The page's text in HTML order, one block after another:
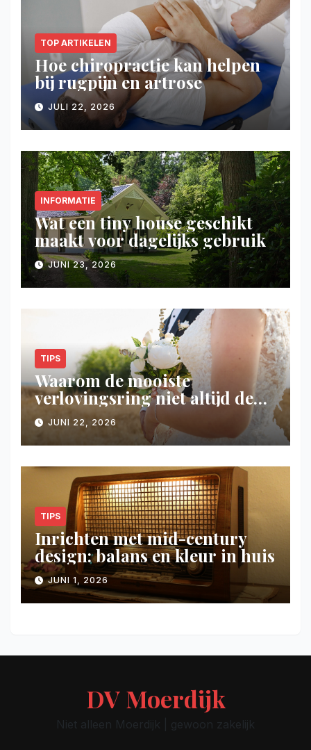
TOP ARTIKELEN
Hoe chiropractie kan helpen
bij rugpijn en artrose
JULI 22, 2026
INFORMATIE
Wat een tiny house geschikt
maakt voor dagelijks gebruik
JUNI 23, 2026
TIPS
Waarom de mooiste
verlovingsring niet altijd de
duurste hoeft te zijn
JUNI 22, 2026
TIPS
Inrichten met mid-century
design: balans en kleur in huis
JUNI 1, 2026
DV Moerdijk
Niet alleen Moerdijk | gewoon zakelijk